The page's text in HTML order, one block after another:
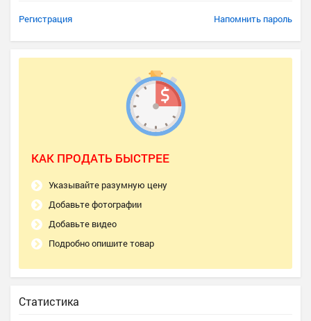
Регистрация Напомнить пароль
КАК ПРОДАТЬ БЫСТРЕЕ
Указывайте разумную цену
Добавьте фотографии
Добавьте видео
Подробно опишите товар
Статистика